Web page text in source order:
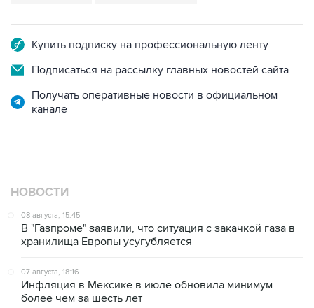
Купить подписку на профессиональную ленту
Подписаться на рассылку главных новостей сайта
Получать оперативные новости в официальном
канале
НОВОСТИ
08 августа, 15:45
В "Газпроме" заявили, что ситуация с закачкой газа в
хранилища Европы усугубляется
07 августа, 18:16
Инфляция в Мексике в июле обновила минимум
более чем за шесть лет